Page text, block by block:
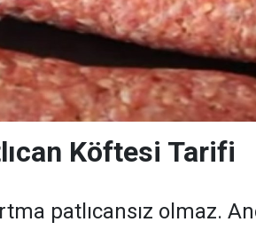
Köftesi Tarifi
patlıcansız olmaz.